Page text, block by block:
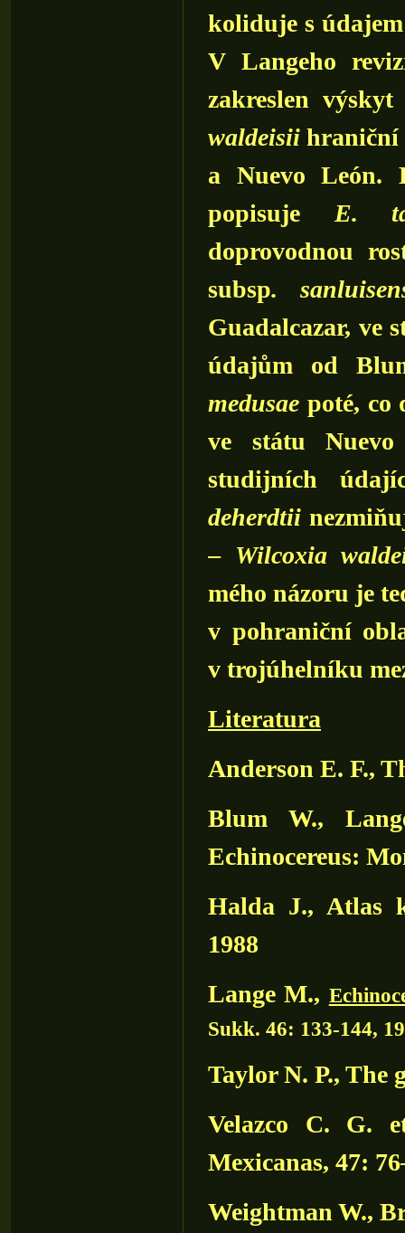
koliduje s
V Langeho
zakreslen
waldeisii hraniční
a Nuevo León.
popisuje E.
doprovodnou
subsp.
Guadalcazar, ve
údajům od
medusae poté, co
ve státu
studijních
deherdtii
– Wilcoxia
mého názoru je
v pohraniční
v trojúhelníku
Literatura
Anderson E. F.,
Blum W.,
Echinocereus:
Halda J., Atlas
1988
Lange M.,
Sukk. 46: 133-144,
Taylor N. P., The
Velazco C. G.
Mexicanas, 47:
Weightman W.,